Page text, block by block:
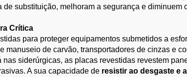
substituição, melhoram a segurança e diminuem
Crítica
para proteger equipamentos submetidos a
de carvão, transportadores de cinzas e
siderúrgicas, as placas revestidas revestem
A sua capacidade de resistir ao desgaste e